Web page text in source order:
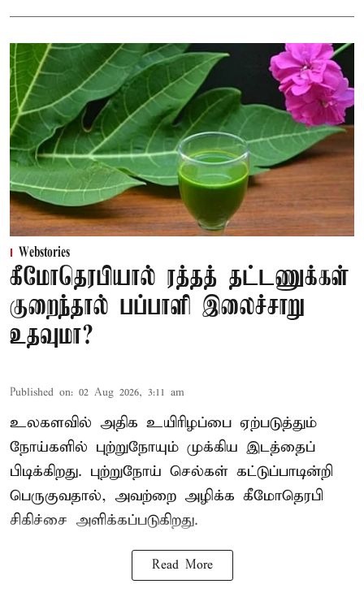
Webstories
கீமோதெரபியால் ரத்தத் தட்டணுக்கள்
குறைந்தால் பப்பாளி இலைச்சாறு
உதவுமா?
Published on: 02 Aug 2026, 3:11 am
உலகளவில் அதிக உயிரிழப்பை ஏற்படுத்தும்
நோய்களில் புற்றுநோயும் முக்கிய இடத்தைப்
பிடிக்கிறது. புற்றுநோய் செல்கள் கட்டுப்பாடின்றி
பெருகுவதால், அவற்றை அழிக்க கீமோதெரபி
சிகிச்சை அளிக்கப்படுகிறது.
Read More